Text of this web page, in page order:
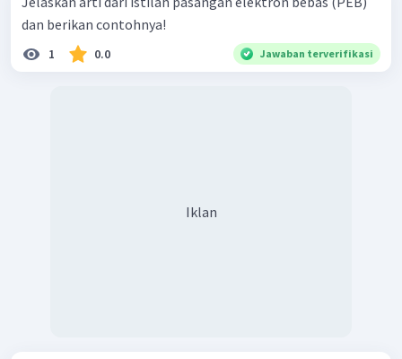
dan berikan contohnya!
1 0.0 Jawaban terverifikasi
Iklan